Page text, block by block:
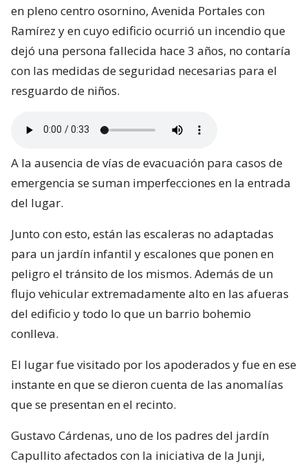
en pleno centro osornino, Avenida Portales con
Ramírez y en cuyo edificio ocurrió un incendio que
dejó una persona fallecida hace 3 años, no contaría
con las medidas de seguridad necesarias para el
resguardo de niños.
A la ausencia de vías de evacuación para casos de
emergencia se suman imperfecciones en la entrada
del lugar.
Junto con esto, están las escaleras no adaptadas
para un jardín infantil y escalones que ponen en
peligro el tránsito de los mismos. Además de un
flujo vehicular extremadamente alto en las afueras
del edificio y todo lo que un barrio bohemio
conlleva.
El lugar fue visitado por los apoderados y fue en ese
instante en que se dieron cuenta de las anomalías
que se presentan en el recinto.
Gustavo Cárdenas, uno de los padres del jardín
Capullito afectados con la iniciativa de la Junji,